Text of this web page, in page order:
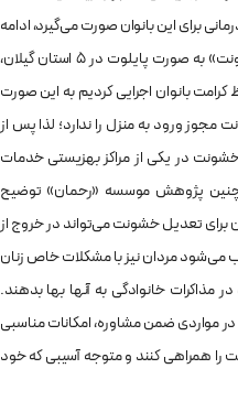
برای این بانوان صورت می‌گیرد، ادامه
داد: «در ۲ سال اخیر طرح «کار با مرتکب خشونت» به صورت پایلوت در ۵ استان گیلان،
بانوان اجرایی کردیم به این صورت
ورود به منزل را ندارد؛ لذا پس از
در یکی از مراکز بهزیستی خدمات
پژوهش موسسه «رحمان» توضیح
برای تعدیل خشونت می‌تواند در خروج از
می‌شود مردان نیز با مشکلات خاص زنان
مذاکرات خانوادگی به آنها بها بدهند.
مواردی ضمن مشاوره، امکانات مناسبی
را همراهی کنند و متوجه آسیبی که خود